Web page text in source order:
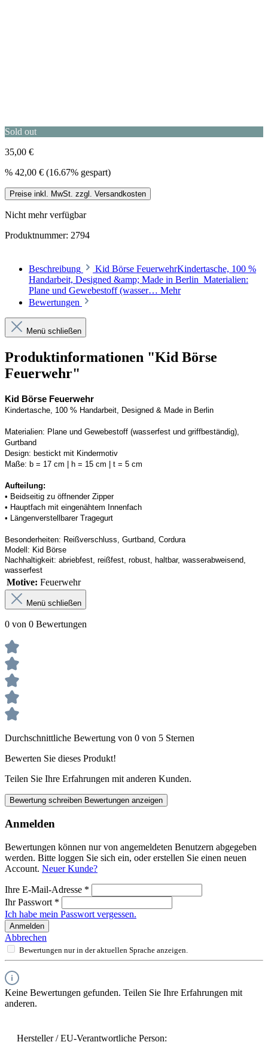
Sold out
35,00 €
% 42,00 € (16.67% gespart)
Preise inkl. MwSt. zzgl. Versandkosten
Nicht mehr verfügbar
Produktnummer: 2794
Beschreibung
Kid Börse FeuerwehrKindertasche, 100 %
Handarbeit, Designed &amp; Made in Berlin Materialien:
Plane und Gewebestoff (wasser… Mehr
Bewertungen
Menü schließen
Produktinformationen "Kid Börse
Feuerwehr"
Kid Börse Feuerwehr
Kindertasche, 100 % Handarbeit, Designed & Made in Berlin
Materialien: Plane und Gewebestoff (wasserfest und griffbeständig)
Gurtband
Design: bestickt mit Kindermotiv
Maße: b = 17 cm | h = 15 cm | t = 5 cm
Aufteilung:
• Beidseitig zu öffnender Zipper
• Hauptfach mit eingenähtem Innenfach
• Längenverstellbarer Tragegurt
Besonderheiten: Reißverschluss , Gurtband, Cordura
Modell: Kid Börse
Nachhaltigkeit: abriebfest, reißfest, robust haltbar, wasserabweisend,
wasserfest
Motive: Feuerwehr
Menü schließen
0 von 0 Bewertungen
Durchschnittliche Bewertung von 0 von 5 Sternen
Bewerten Sie dieses Produkt!
Teilen Sie Ihre Erfahrungen mit anderen Kunden.
Bewertung schreiben Bewertungen anzeigen
Anmelden
Bewertungen können nur von angemeldeten Benutzern abgegeben
werden. Bitte loggen Sie sich ein, oder erstellen Sie einen neuen
Account. Neuer Kunde?
Ihre E-Mail-Adresse *
Ihr Passwort *
Ich habe mein Passwort vergessen.
Anmelden
Abbrechen
Bewertungen nur in der aktuellen Sprache anzeigen.
Keine Bewertungen gefunden. Teilen Sie Ihre Erfahrungen mit
anderen.
Hersteller / EU-Verantwortliche Person: